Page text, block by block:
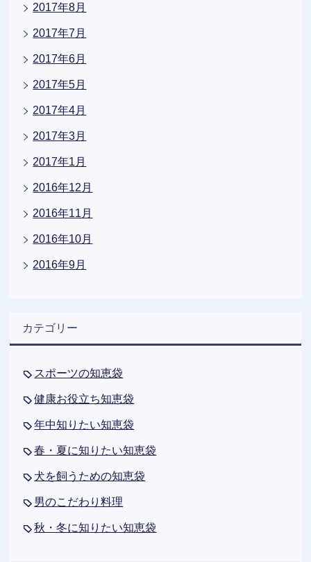
2017年8月
2017年7月
2017年6月
2017年5月
2017年4月
2017年3月
2017年1月
2016年12月
2016年11月
2016年10月
2016年9月
カテゴリー
スポーツの知恵袋
健康お役立ち知恵袋
年中知りたい知恵袋
春・夏に知りたい知恵袋
犬を飼うための知恵袋
男のこだわり料理
秋・冬に知りたい知恵袋